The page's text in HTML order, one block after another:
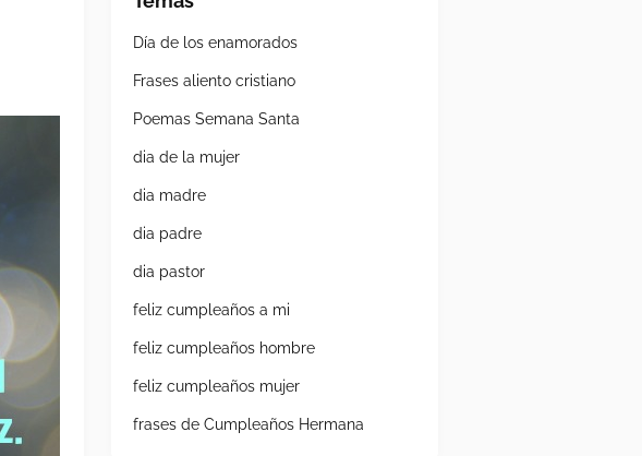
Día de los enamorados
Frases aliento cristiano
Poemas Semana Santa
dia de la mujer
dia madre
dia padre
dia pastor
feliz cumpleaños a mi
feliz cumpleaños hombre
feliz cumpleaños mujer
frases de Cumpleaños Hermana